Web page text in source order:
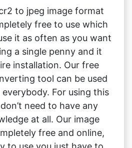
a single penny and it
installation. Our free
tool can be used
For using this
need to have any
at all. Our image
free and online,
to use you just have to
file and you will get a
image format file.